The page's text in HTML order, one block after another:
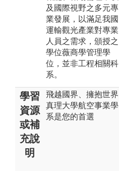
及國際視野之多元專
業發展，以滿足我國
運輸觀光產業對專業
人員之需求，頒授之
學位薇商學管理學
位，並非工程相關科
系。
學習
資源
或補
充說
明
飛越國界、擁抱世界
真理大學航空事業學
系是您的首選